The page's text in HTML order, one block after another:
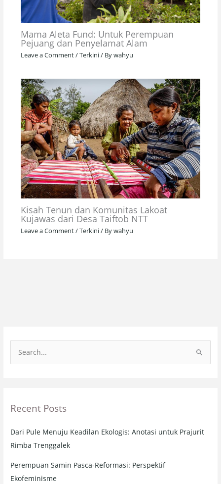
Mama Aleta Fund: Untuk Perempuan
Pejuang dan Penyelamat Alam
Leave a Comment/Terkini/ Bywahyu
Kisah Tenun dan Komunitas Lakoat
Kujawas dari Desa Taiftob NTT
Leave a Comment/Terkini/ Bywahyu
e
c
f
o
r
:
Recent Posts
Dari Pule Menuju Keadilan Ekologis: Anotasi untuk Prajurit
Rimba Trenggalek
Perempuan Samin Pasca-Reformasi: Perspektif
Ekofeminisme